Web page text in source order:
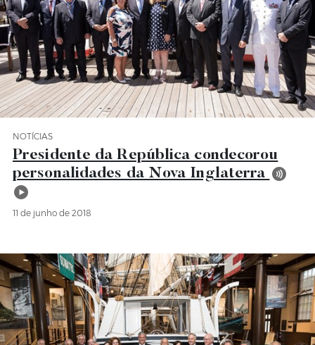
Categoria Notícias
NOTÍCIAS
Presidente da República condecorou
personalidades da Nova Inglaterra
11 de junho de 2018